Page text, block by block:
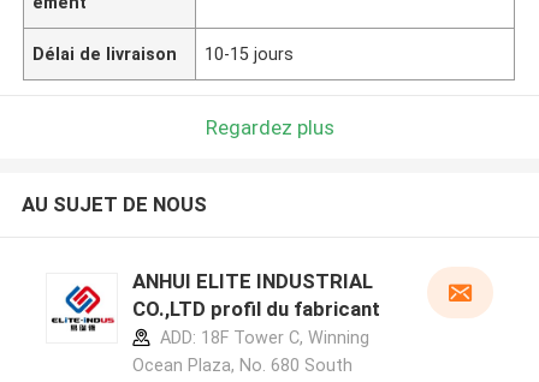
Délai de livraison 10-15 jours
Regardez plus
AU SUJET DE NOUS
ANHUI ELITE INDUSTRIAL
CO.,LTD profil du fabricant
ADD: 18F Tower C, Winning
Ocean Plaza, No. 680 South